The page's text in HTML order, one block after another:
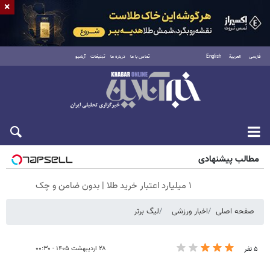
فارسی العربية English تماس با ما درباره ما تبلیغات آرشیو
جمعه ۱۶ مرداد ۱۴۰۵
مطالب پیشنهادی
۱ میلیارد اعتبار خرید طلا | بدون ضامن و چک
صفحه اصلی اخبار ورزشی لیگ برتر
۵ نفر ۲۸ اردیبهشت ۱۴۰۵ - ۰۰:۳۰
×